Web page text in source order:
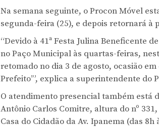
Na semana seguinte, o Procon Móvel
segunda-feira (25), e depois retornará à
“Devido à 41ª Festa Julina Beneficente
no Paço Municipal às quartas-feiras,
retomado no dia 3 de agosto, ocasião
Prefeito’”, explica a superintendente do
O atendimento presencial também está
Antônio Carlos Comitre, altura do nº
Casa do Cidadão da Av. Ipanema (das